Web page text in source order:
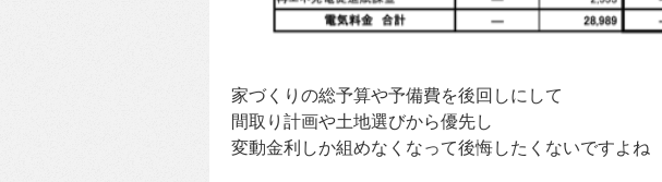
家づくりの総予算や予備費を後回しにして
間取り計画や土地選びから優先し
変動金利しか組めなくなって後悔したくないですよね